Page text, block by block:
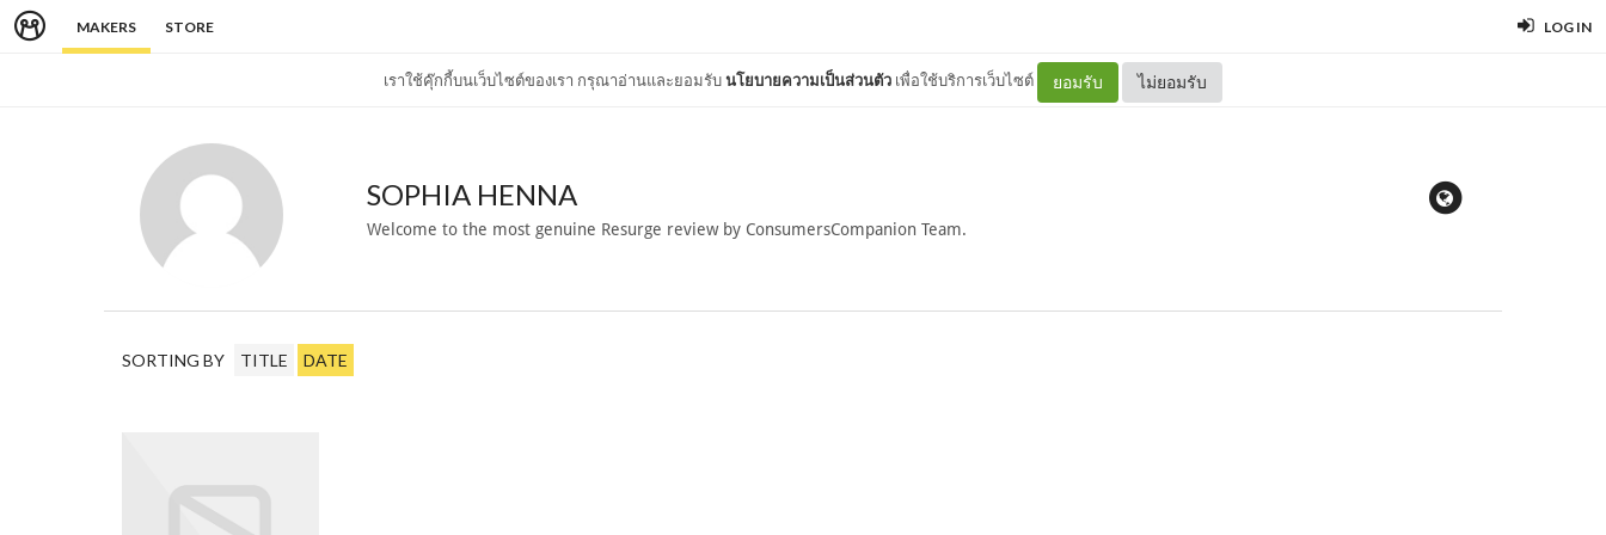
MAKERS STORE LOG IN
เราใช้คุ๊กกี้บนเว็บไซต์ของเรา กรุณาอ่านและยอมรับนโยบายความเป็นส่วนตัว เพื่อใช้บริการเว็บไซต์ ยอมรับ ไม่ยอมรับ
SOPHIA HENNA
Welcome to the most genuine Resurge review by ConsumersCompanion Team.
SORTING BY TITLE DATE